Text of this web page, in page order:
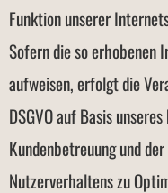
Funktion unserer
Sofern die so erhobenen
aufweisen, erfolgt die
DSGVO auf Basis
Kundenbetreuung und
Nutzerverhaltens zu